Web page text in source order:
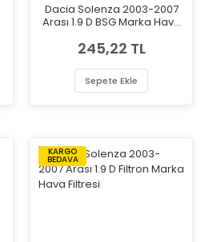
Dacia Solenza 2003-2007
Arası 1.9 D BSG Marka Hava
245,22 TL
Sepete Ekle
KARGO
BEDAVA